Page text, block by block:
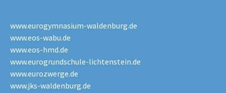
www.eurogymnasium-waldenburg.de
www.eos-wabu.de
www.eos-hmd.de
www.eurogrundschule-lichtenstein.de
www.eurozwerge.de
www.jks-waldenburg.de